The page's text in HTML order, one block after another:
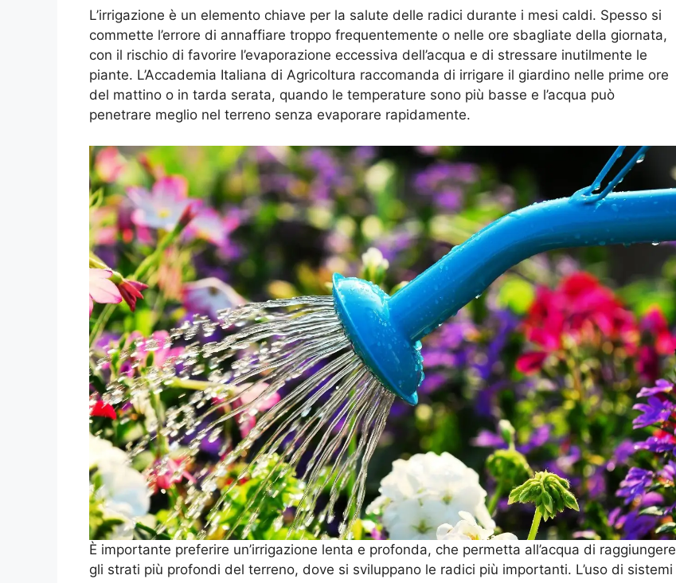
L’irrigazione è un elemento chiave per la salute delle radici durante i mesi caldi. Spesso si
commette l’errore di annaffiare troppo frequentemente o nelle ore sbagliate della giornata,
con il rischio di favorire l’evaporazione eccessiva dell’acqua e di stressare inutilmente le
piante. L’Accademia Italiana di Agricoltura raccomanda di irrigare il giardino nelle prime ore
del mattino o in tarda serata, quando le temperature sono più basse e l’acqua può
penetrare meglio nel terreno senza evaporare rapidamente.
È importante preferire un’irrigazione lenta e profonda, che permetta all’acqua di raggiungere
gli strati più profondi del terreno, dove si sviluppano le radici più importanti. L’uso di sistemi